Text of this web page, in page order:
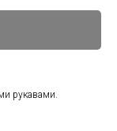
рукавами.